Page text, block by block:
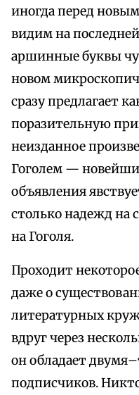
иногда перед
видим на
аршинные буквы
новом
сразу предлагает
поразительную
неизданное
Гоголем —
объявления
столько надежд на
на Гоголя.
Проходит
даже о
литературных
вдруг через
он обладает
подписчиков.